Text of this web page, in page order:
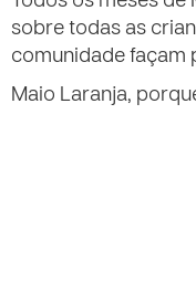
sobre todas as
comunidade façam
Maio Laranja,